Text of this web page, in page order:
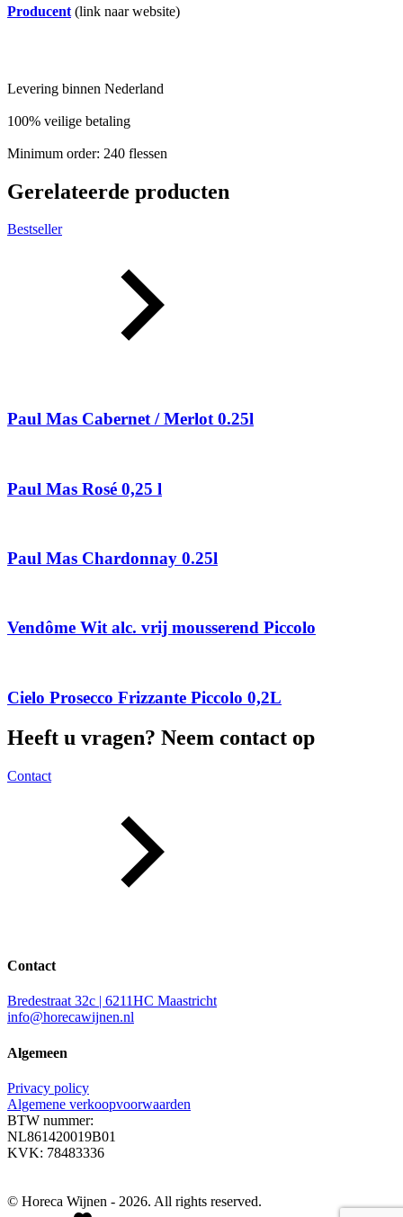
Producent (link naar website)
Levering binnen Nederland
100% veilige betaling
Minimum order: 240 flessen
Gerelateerde producten
Bestseller
Paul Mas Cabernet / Merlot 0.25l
Paul Mas Rosé 0,25 l
Paul Mas Chardonnay 0.25l
Vendôme Wit alc. vrij mousserend Piccolo
Cielo Prosecco Frizzante Piccolo 0,2L
Heeft u vragen? Neem contact op
Contact
Contact
Bredestraat 32c | 6211HC Maastricht
info@horecawijnen.nl
Algemeen
Privacy policy
Algemene verkoopvoorwaarden
BTW nummer:
NL861420019B01
KVK: 78483336
© Horeca Wijnen - 2026. All rights reserved.